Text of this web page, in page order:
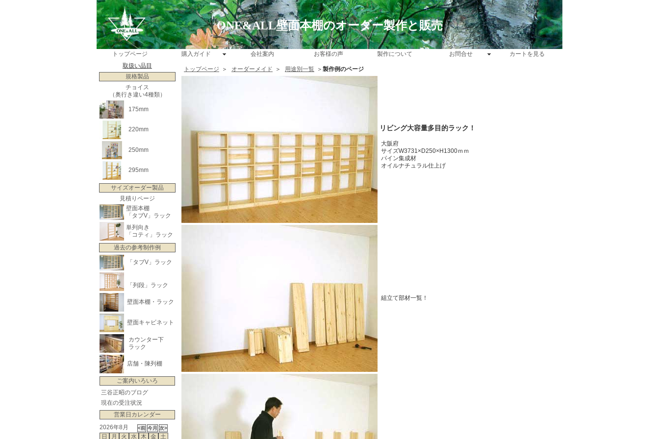
ONE&ALL壁面本棚のオーダー製作と販売
トップページ 購入ガイド 会社案内 お客様の声 製作について お問合せ
カートを見る
取扱い品目
規格製品
チョイス
（奥行き違い4種類）
175mm
220mm
250mm
295mm
サイズオーダー製品
見積りページ
壁面本棚
「タブV」ラック
単列向き
「コティ」ラック
過去の参考制作例
「タブV」ラック
「列段」ラック
壁面本棚・ラック
壁面キャビネット
カウンター下
ラック
店舗・陳列棚
ご案内いろいろ
三谷正昭のブログ
現在の受注状況
営業日カレンダー
2026年8月
日
月 火 水 木 金
土
トップページ ＞ オーダーメイド ＞ 用途別一覧 ＞ 製作例のページ
リビング大容量多目的ラック！
大阪府
サイズW3731×D250×H1300ｍｍ
パイン集成材
オイルナチュラル仕上げ
組立て部材一覧！